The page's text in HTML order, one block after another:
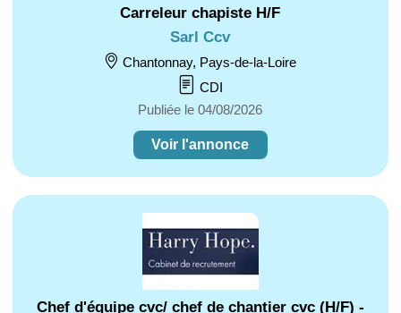
Carreleur chapiste H/F
Sarl Ccv
Chantonnay, Pays-de-la-Loire
CDI
Publiée le 04/08/2026
Voir l'annonce
Chef d'équipe cvc/ chef de chantier cvc (H/F) -